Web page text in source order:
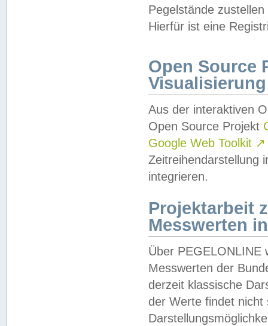
Pegelstände
Hierfür ist eine
Open Source
Visualisierung
Aus der interaktiven
Open Source Projekt
Google Web Toolkit ↗
Zeitreihendarstellung
integrieren.
Projektarbeit
Messwerten
Über PEGELONLINE
Messwerten der
derzeit klassische
der Werte findet